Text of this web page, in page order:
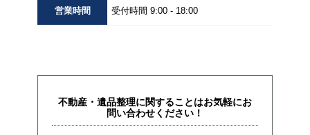
営業時間 受付時間 9:00 - 18:00
不動産・遺品整理に関することはお気軽にお
問い合わせください！